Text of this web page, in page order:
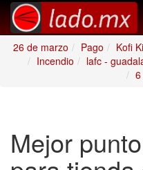
26 de marzo
Pago Kofi
Incendio
lafc -
Mejor